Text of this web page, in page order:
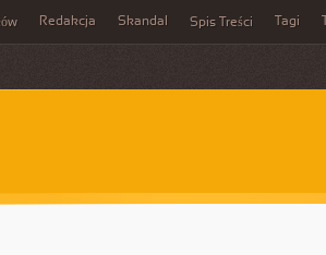
Redakcja Skandal Spis Treści Tagi